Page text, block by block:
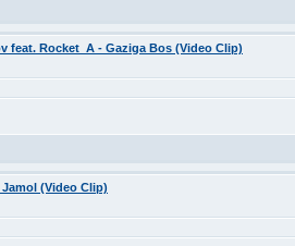
feat. Rocket_A - Gaziga Bos (Video Clip)
(Video Clip)